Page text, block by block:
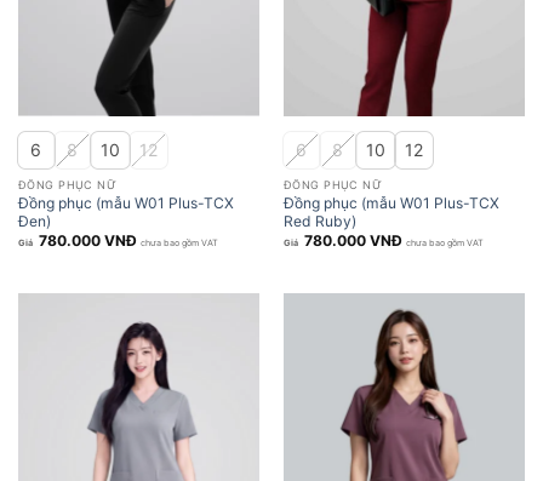
6 8 10 12
ĐỒNG PHỤC NỮ
Đồng phục (mẫu W01 Plus-TCX
Đen)
780.000VNĐ chưa bao gồm VAT
6 8 10 12
ĐỒNG PHỤC NỮ
Đồng phục (mẫu W01 Plus-TCX
Red Ruby)
780.000VNĐ chưa bao gồm VAT